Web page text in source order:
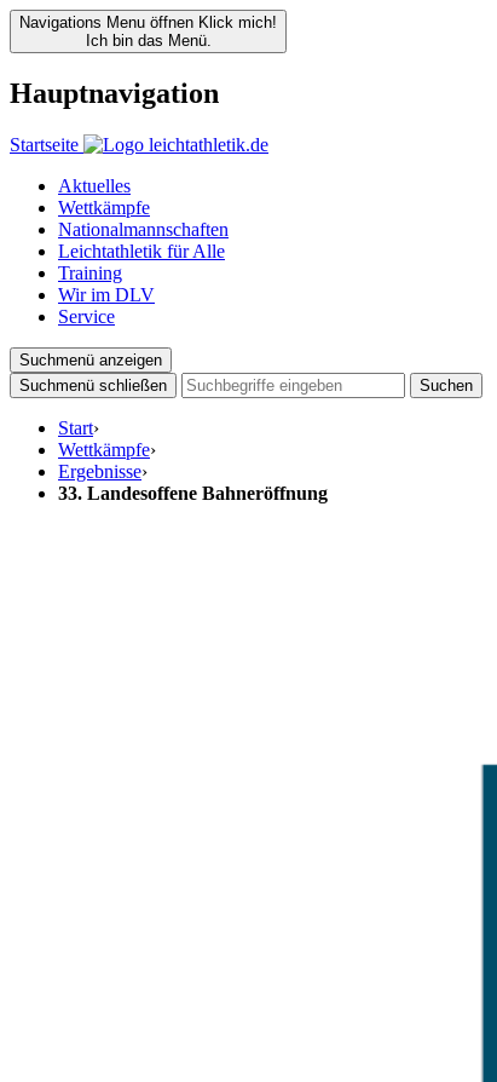
Navigations Menu öffnen Klick mich!
Ich bin das Menü.
Hauptnavigation
Startseite
Aktuelles
Wettkämpfe
Nationalmannschaften
Leichtathletik für Alle
Training
Wir im DLV
Service
Suchmenü anzeigen
Suchmenü schließen
Suchen
Start›
Wettkämpfe›
Ergebnisse›
33. Landesoffene Bahneröffnung